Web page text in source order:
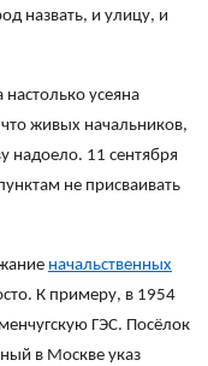
назвать, и улицу, и
усеяна
живых начальников,
надоело. 11 сентября
не присваивать
начальственных
К примеру, в 1954
ГЭС. Посёлок
в Москве указ